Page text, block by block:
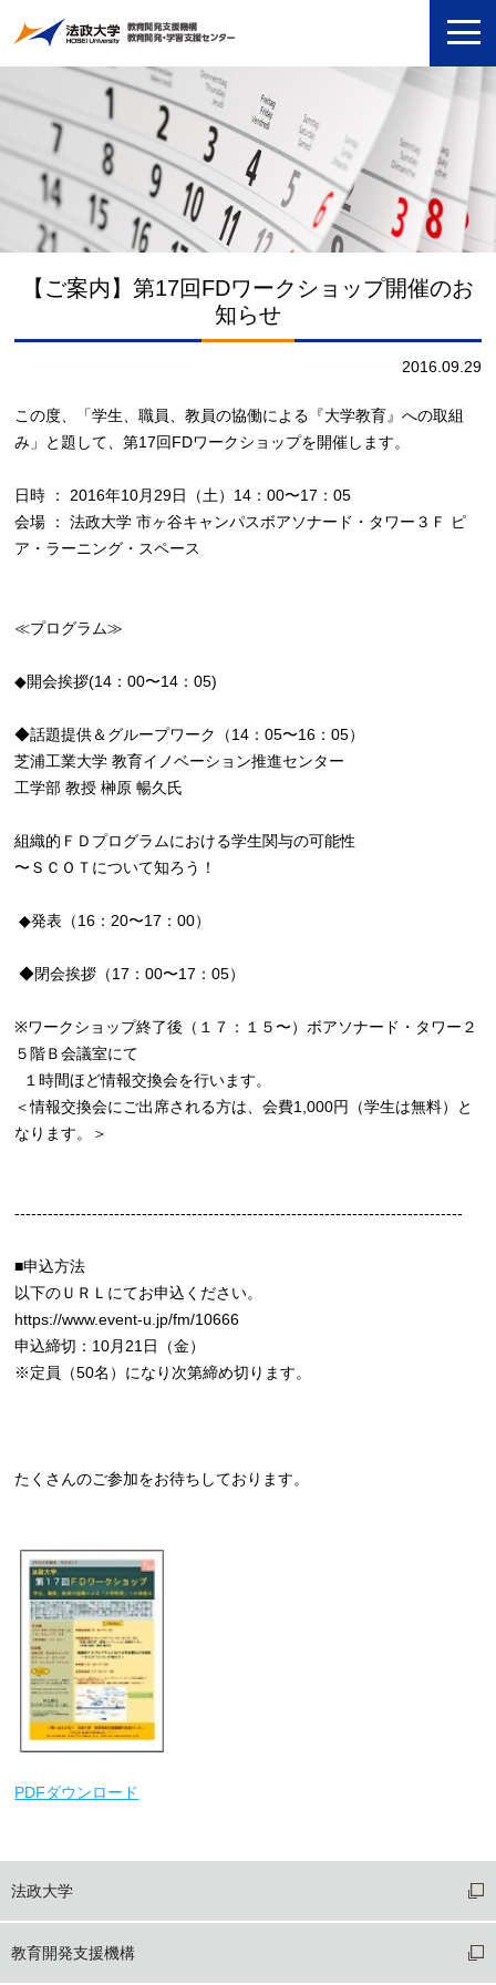
【ご案内】第17回FDワークショップ開催のお
知らせ
2016.09.29
この度、「学生、職員、教員の協働による『大学教育』への取組
み」と題して、第17回FDワークショップを開催します。
日時 ： 2016年10月29日（土）14：00〜17：05
会場 ： 法政大学 市ヶ谷キャンパスボアソナード・タワー３Ｆ ピ
ア・ラーニング・スペース
≪プログラム≫
◆開会挨拶(14：00〜14：05)
◆話題提供＆グループワーク（14：05〜16：05）
芝浦工業大学 教育イノベーション推進センター
工学部 教授 榊原 暢久氏
組織的ＦＤプログラムにおける学生関与の可能性
〜ＳＣＯＴについて知ろう！
◆発表（16：20〜17：00）
◆閉会挨拶（17：00〜17：05）
※ワークショップ終了後（１７：１５〜）ボアソナード・タワー２
５階Ｂ会議室にて
１時間ほど情報交換会を行います。
＜情報交換会にご出席される方は、会費1,000円（学生は無料）と
なります。＞
---------------------------------------------------------------------------------
■申込方法
以下のＵＲＬにてお申込ください。
https://www.event-u.jp/fm/10666
申込締切：10月21日（金）
※定員（50名）になり次第締め切ります。
たくさんのご参加をお待ちしております。
PDFダウンロード
法政大学
教育開発支援機構